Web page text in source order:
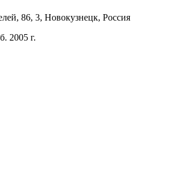
86, 3, Новокузнецк, Россия
2005 г.